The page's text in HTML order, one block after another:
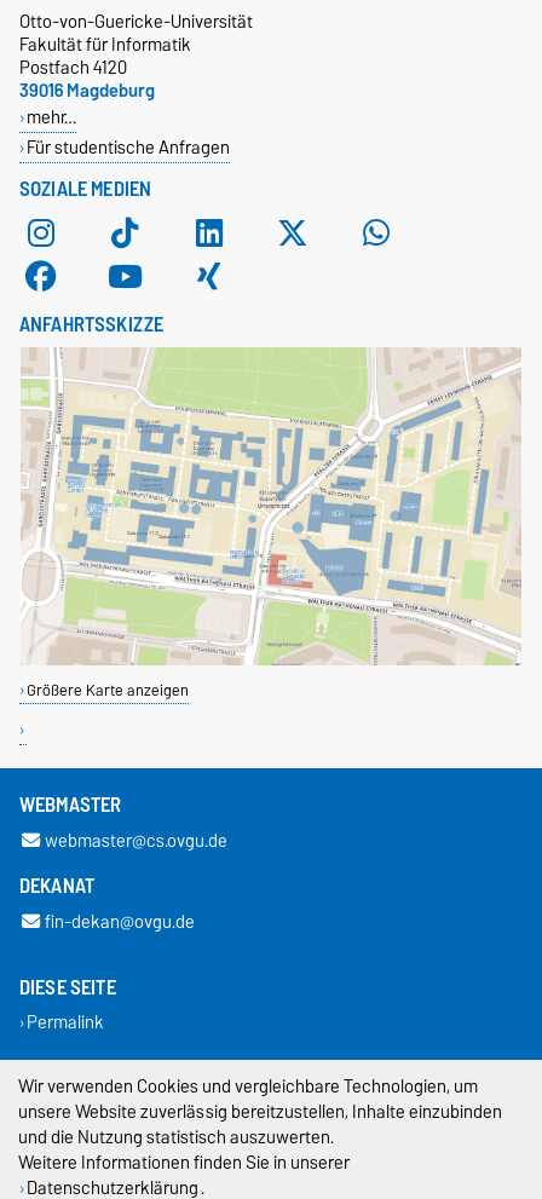
SOZIALE MEDIEN
Otto-von-Guericke-Universität
Fakultät für Informatik
Postfach 4120
39016 Magdeburg
mehr…
Für studentische Anfragen
ANFAHRTSSKIZZE
Größere Karte anzeigen
WEBMASTER
webmaster@cs.ovgu.de
DEKANAT
fin-dekan@ovgu.de
DIESE SEITE
Permalink
Impressum
Datenschutz
Barrierefreiheit
Wir verwenden Cookies und vergleichbare Technologien, um
unsere Website zuverlässig bereitzustellen, Inhalte einzubinden
und die Nutzung statistisch auszuwerten.
Weitere Informationen finden Sie in unserer
Datenschutzerklärung.